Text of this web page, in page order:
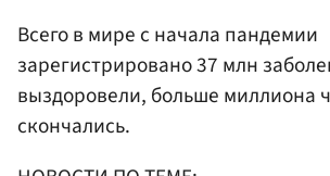
Всего в мире с начала пандемии
зарегистрировано 37 млн
выздоровели, больше миллиона
скончались.